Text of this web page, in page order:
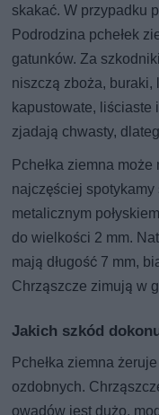
skakać. W przypadku
Podrodzina pchełek
gatunków. Za
niszczą zboża,
kapustowate, liściaste
zjadają chwasty,
Pchełka ziemna
najczęściej
metalicznym
do wielkości 2 mm.
mają długość 7 mm,
Chrząszcze zimują w
Jakich szkód
Pchełka ziemna
ozdobnych.
owadów jest dużo,